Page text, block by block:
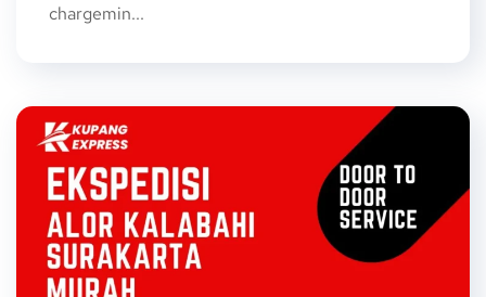
chargemin...